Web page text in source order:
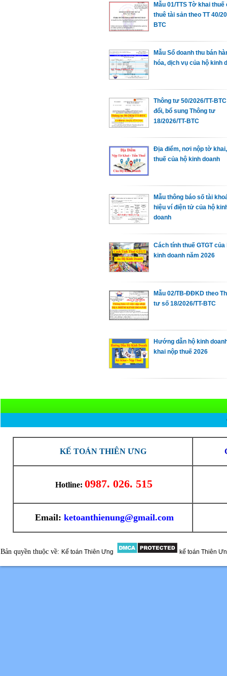
Mẫu 01/TTS Tờ khai thuế
thuê tài sản theo TT 40/
BTC
Mẫu Sổ doanh thu bán
hóa, dịch vụ của hộ kinh
Thông tư 50/2026/TT-
đổi, bổ sung Thông tư
18/2026/TT-BTC
Địa điểm, nơi nộp tờ
thuế của hộ kinh doanh
Mẫu thông báo số tài
hiệu ví điện tử của hộ
doanh
Cách tính thuế GTGT của
kinh doanh năm 2026
Mẫu 02/TB-ĐĐKD theo
tư số 18/2026/TT-BTC
Hướng dẫn hộ kinh
khai nộp thuế 2026
KẾ TOÁN THIÊN ƯNG
Hotline: 0987. 026. 515
Email: ketoanthienung@gmail.com
Bản quyền thuộc về: Kế toán Thiên Ưng kế toán Thiên